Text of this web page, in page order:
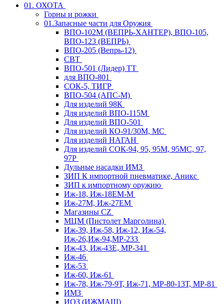
01. ОХОТА
Горны и рожки
01.Запасные части для Оружия
ВПО-102М (ВЕПРЬ-ХАНТЕР), ВПО-105,
ВПО-123 (ВЕПРЬ)
ВПО-205 (Вепрь-12)
СВТ
ВПО-501 (Лидер) ТТ
для ВПО-801
СОК-5, ТИГР
ВПО-504 (АПС-М)
Для изделий 98К
Для изделий ВПО-115М
Для изделий ВПО-501
Для изделий КО-91/30М, МС
Для изделий НАГАН
Для изделий СОК-94, 95, 95М, 95МС, 97,
97Р
Дульные насадки ИМЗ
ЗИП К импортной пневматике, Аникс
ЗИП к импортному оружию
Иж-18, Иж-18ЕМ-М
Иж-27М, Иж-27ЕМ
Магазины CZ
МЦМ (Пистолет Марголина)
Иж-39, Иж-58, Иж-12, Иж-54,
Иж-26,Иж-94,МР-233
Иж-43, Иж-43Е, МР-341
Иж-46
Иж-53
Иж-60, Иж-61
Иж-78, Иж-79-9Т, Иж-71, МР-80-13Т, МР-81
ИМЗ
ИОЗ (ИЖМАШ)